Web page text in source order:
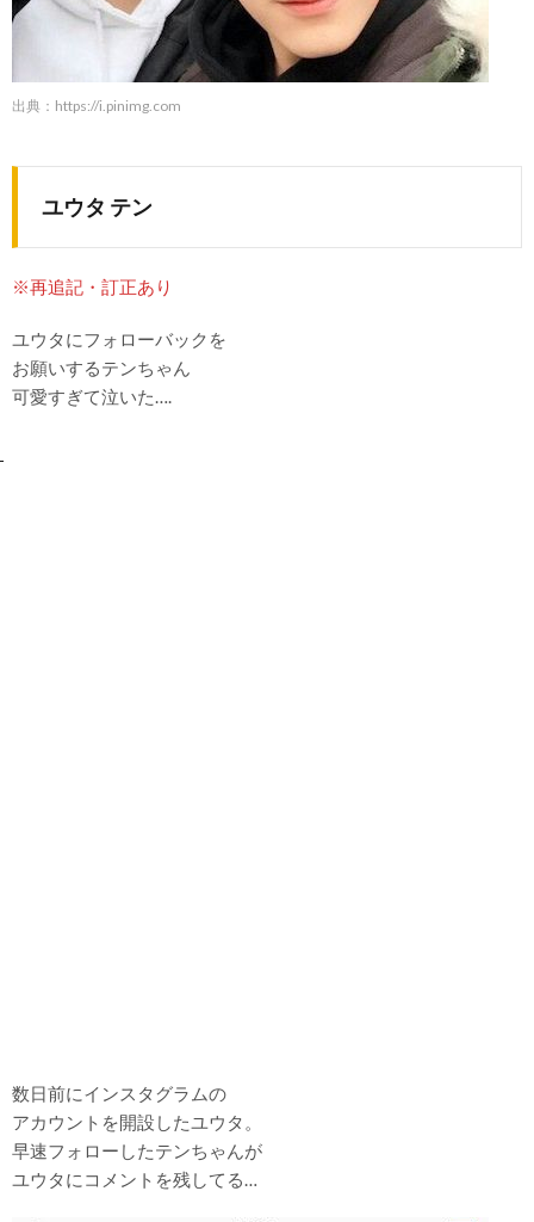
出典： https://i.pinimg.com
ユウタ テン
※再追記・訂正あり
ユウタにフォローバックを
お願いするテンちゃん
可愛すぎて泣いた….
数日前にインスタグラムの
アカウントを開設したユウタ。
早速フォローしたテンちゃんが
ユウタにコメントを残してる…